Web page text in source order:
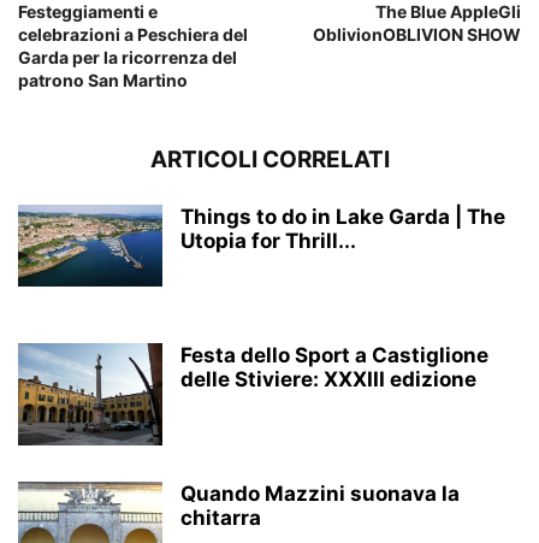
Festeggiamenti e
celebrazioni a Peschiera del
Garda per la ricorrenza del
patrono San Martino
The Blue AppleGli
OblivionOBLIVION SHOW
ARTICOLI CORRELATI
Things to do in Lake Garda | The
Utopia for Thrill...
Festa dello Sport a Castiglione
delle Stiviere: XXXIII edizione
Quando Mazzini suonava la
chitarra